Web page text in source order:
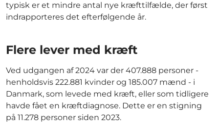
typisk er et mindre antal nye kræfttilfælde, der først
indrapporteres det efterfølgende år.
Flere lever med kræft
Ved udgangen af 2024 var der 407.888 personer -
henholdsvis 222.881 kvinder og 185.007 mænd - i
Danmark, som levede med kræft, eller som tidligere
havde fået en kræftdiagnose. Dette er en stigning
på 11.278 personer siden 2023.